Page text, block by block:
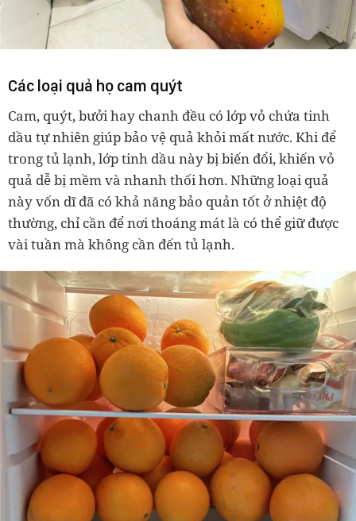
Các loại quả họ cam quýt
Cam, quýt, bưởi hay chanh đều có lớp vỏ chứa tinh
dầu tự nhiên giúp bảo vệ quả khỏi mất nước. Khi để
trong tủ lạnh, lớp tinh dầu này bị biến đổi, khiến vỏ
quả dễ bị mềm và nhanh thối hơn. Những loại quả
này vốn dĩ đã có khả năng bảo quản tốt ở nhiệt độ
thường, chỉ cần để nơi thoáng mát là có thể giữ được
vài tuần mà không cần đến tủ lạnh.